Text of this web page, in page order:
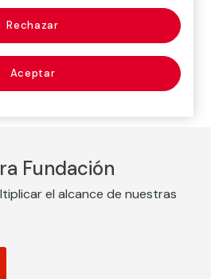
anual de una renta o carga
Fundación
el alcance de nuestras
Rechazar
Aceptar